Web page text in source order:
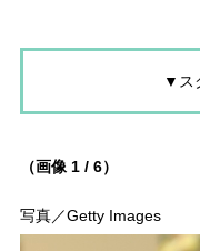
▼ス
（画像 1 / 6）
写真／Getty Images